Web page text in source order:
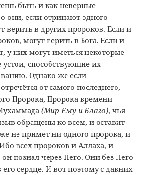
быть и как неверные
они, если отрицают одного
верить в других пророков. Если и
могут верить в Бога. Если и
у них могут иметься некоторые
устои, способствующие их
Однако же если
от самого последнего,
Пророка, Пророка времени
(Мир Ему и Благо), чья
обращены ко всем, и оставит
не примет ни одного пророка, и
всех пророков и Аллаха, и
познал через Него. Они без Него
его сердце. И вот поэтому с давних